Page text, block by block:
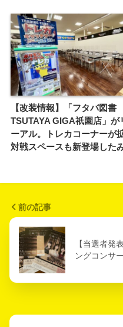
【改装情報】「フタバ図書
TSUTAYA GIGA祇園店」が
ーアル。トレカコーナーが
対戦スペースも新登場した
前の記事
【当選者発
ングコンサ